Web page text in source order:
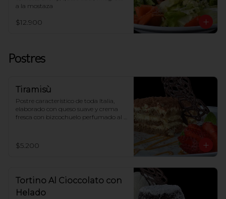
a la mostaza
$12.900
Postres
Tiramisù
Postre característico de toda Italia,
elaborado con queso suave y crema
fresca con bizcochuelo perfumado al
$5.200
Tortino Al Cioccolato con
Helado